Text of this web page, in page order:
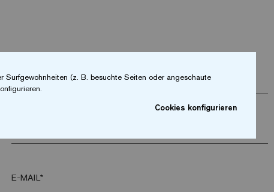
FIRMA*
E-MAIL*
Surfgewohnheiten (z. B. besuchte Seiten oder angeschaute
Cookies konfigurieren